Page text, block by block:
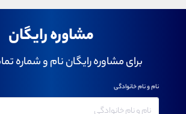
مشاوره رایگان
برای مشاوره رایگان نام و شماره
نام و نام خانوادگی